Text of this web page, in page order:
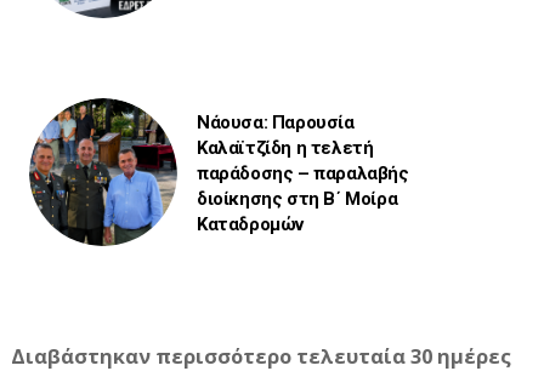
Νάουσα: Παρουσία
Καλαϊτζίδη η τελετή
παράδοσης – παραλαβής
διοίκησης στη Β΄ Μοίρα
Καταδρομών
Διαβάστηκαν περισσότερο τελευταία 30 ημέρες